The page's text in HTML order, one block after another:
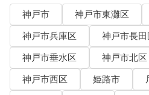
神戸市 神戸市東灘区
神戸市兵庫区
神戸市長田
神戸市垂水区
神戸市北区
神戸市西区
姫路市